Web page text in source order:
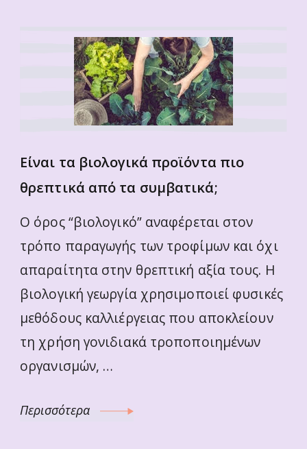
Είναι τα βιολογικά προϊόντα πιο
θρεπτικά από τα συμβατικά;
O όρος “βιολογικό” αναφέρεται στον
τρόπο παραγωγής των τροφίμων και όχι
απαραίτητα στην θρεπτική αξία τους. Η
βιολογική γεωργία χρησιμοποιεί φυσικές
μεθόδους καλλιέργειας που αποκλείουν
τη χρήση γονιδιακά τροποποιημένων
οργανισμών, …
Περισσότερα